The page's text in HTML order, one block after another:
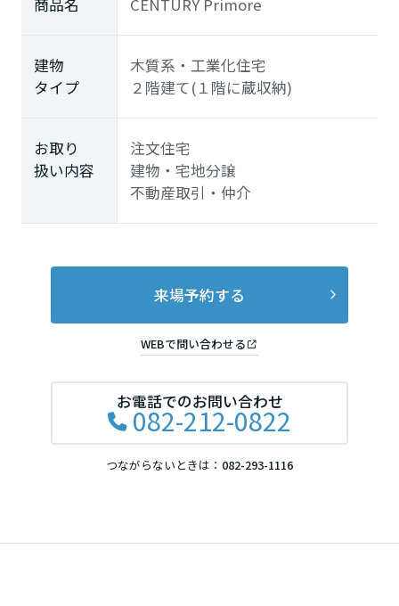
建物
タイプ
木質系・工業化住宅
２階建て(１階に蔵収納)
お取り
扱い内容
注文住宅
建物・宅地分譲
不動産取引・仲介
来場予約する
WEBで問い合わせる
お電話でのお問い合わせ
082-212-0822
つながらないときは： 082-293-1116